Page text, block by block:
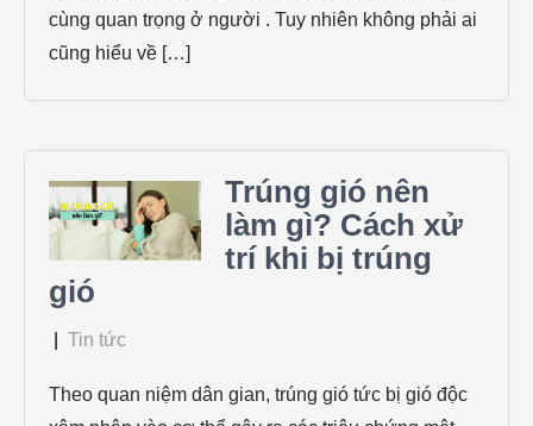
cùng quan trọng ở người . Tuy nhiên không phải ai
cũng hiểu về […]
Trúng gió nên
làm gì? Cách xử
trí khi bị trúng
gió
Tin tức
Theo quan niệm dân gian, trúng gió tức bị gió độc